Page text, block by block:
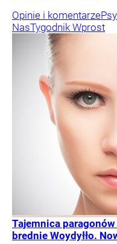
Opinie i komentarze
NasTygodnik Wprost
Tajemnica
brednie Woydyłło.